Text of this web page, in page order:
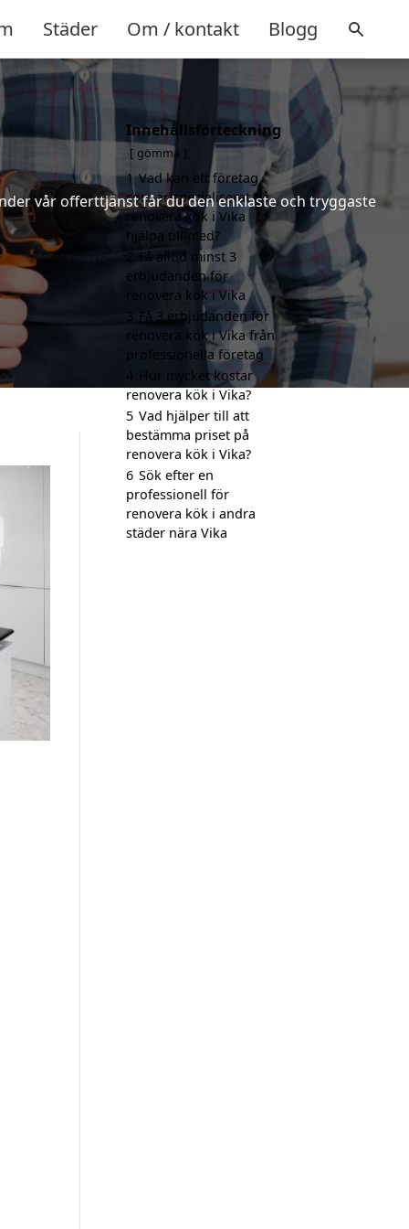
Städer Om / kontakt Blogg
vår offerttjänst får du den enklaste och tryggaste
Innehållsförteckning
gömma
1 Vad kan ett företag
som är specialiserat på
renovera kök i Vika
hjälpa till med?
2 Få alltid minst 3
erbjudanden för
renovera kök i Vika
3 Få 3 erbjudanden för
renovera kök i Vika från
professionella företag
4 Hur mycket kostar
renovera kök i Vika?
5 Vad hjälper till att
bestämma priset på
renovera kök i Vika?
6 Sök efter en
professionell för
renovera kök i andra
städer nära Vika